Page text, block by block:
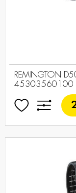
REMINGTON
45303560100